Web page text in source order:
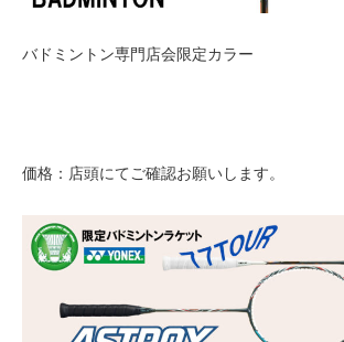
バドミントン専門店会限定カラー
価格：店頭にてご確認お願いします。